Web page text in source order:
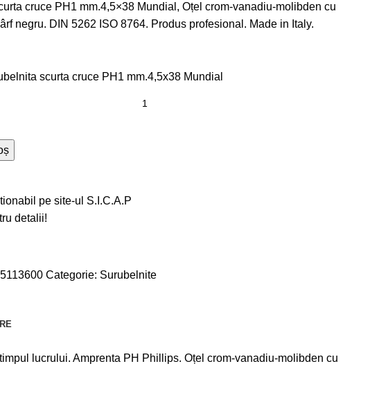
cruce PH1 mm.4,5×38 Mundial, Oțel crom-vanadiu-molibden cu
negru. DIN 5262 ISO 8764. Produs profesional. Made in Italy.
scurta cruce PH1 mm.4,5x38 Mundial
pe site-ul S.I.C.A.P
detalii!
Categorie: Surubelnite
lucrului. Amprenta PH Phillips. Oțel crom-vanadiu-molibden cu